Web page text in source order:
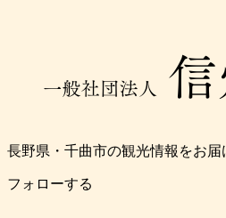
長野県・千曲市の観光情報をお届
フォローする